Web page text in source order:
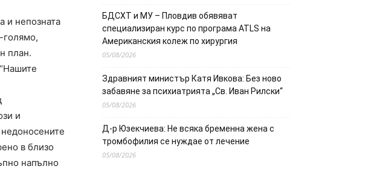
и непозната
голямо,
план.
и
в близо
напълно
БДСХТ и МУ – Пловдив обявяват
специализиран курс по програма ATLS на
Американския колеж по хирургия
05/08/2026
Здравният министър Катя Ивкова: Без ново
забавяне за психиатрията „Св. Иван Рилски“
05/08/2026
Д-р Юзекчиева: Не всяка бременна жена с
тромбофилия се нуждае от лечение
05/08/2026